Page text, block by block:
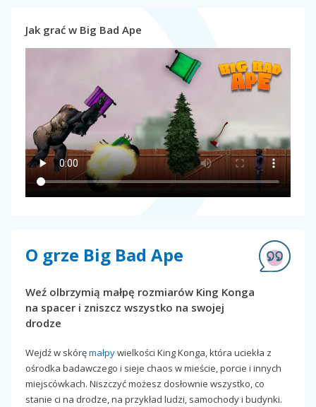
Jak grać w Big Bad Ape
O grze Big Bad Ape
Weź olbrzymią małpę rozmiarów King Konga
na spacer i zniszcz wszystko na swojej
drodze
Wejdź w skóręmałpywielkości King Konga, która uciekła z
ośrodka badawczego i sieje chaos w mieście, porcie i innych
miejscówkach. Niszczyć możesz dosłownie wszystko, co
stanie ci na drodze, na przykład ludzi, samochody i budynki.